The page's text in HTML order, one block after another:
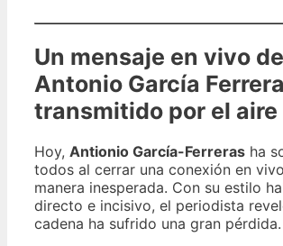
Un mensaje en vivo de
Antonio García
transmitido por el aire
Hoy, Antionio García-Ferreras ha
todos al cerrar una conexión en
manera inesperada. Con su estilo
directo e incisivo, el periodista
cadena ha sufrido una gran pérdida.